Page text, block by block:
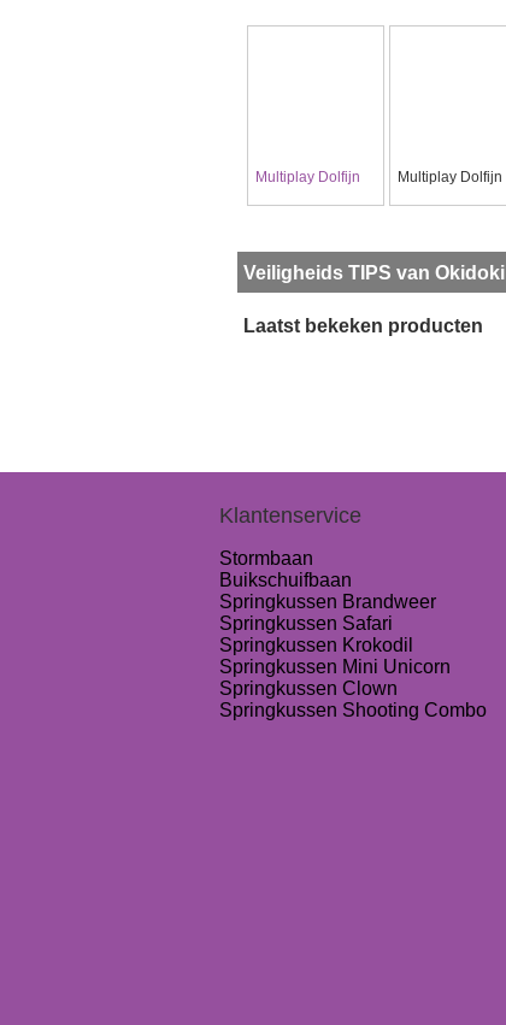
Multiplay Dolfijn Multiplay Dolfijn
Veiligheids TIPS van Okidoki
Laatst bekeken producten
Klantenservice
Stormbaan
Buikschuifbaan
Springkussen Brandweer
Springkussen Safari
Springkussen Krokodil
Springkussen Mini Unicorn
Springkussen Clown
Springkussen Shooting Combo